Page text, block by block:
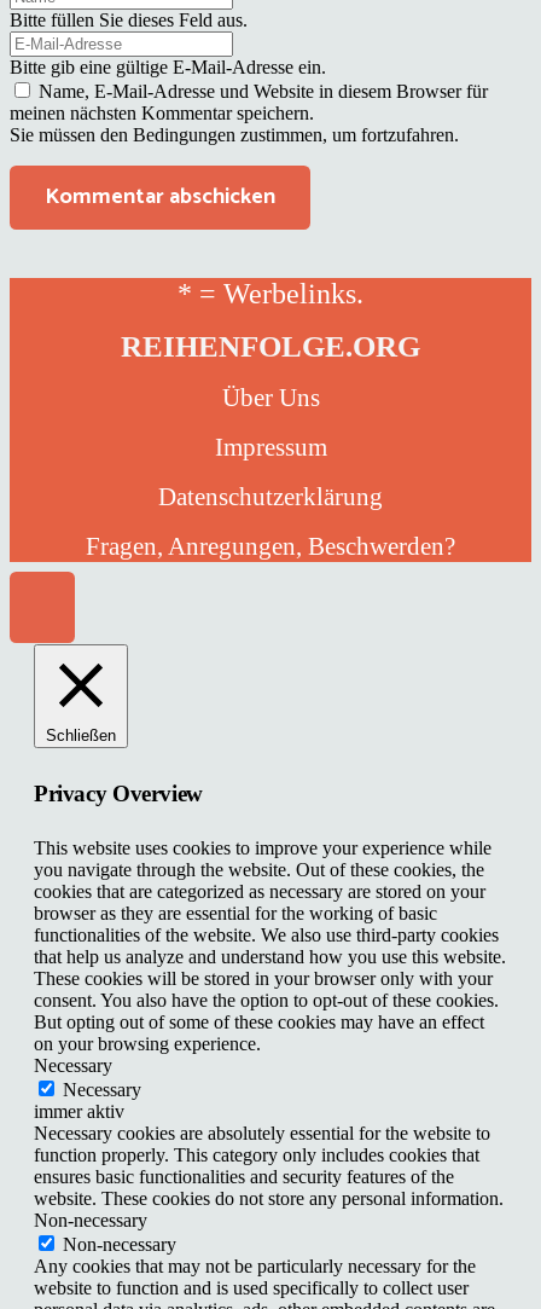
Bitte füllen Sie dieses Feld aus.
Bitte gib eine gültige E-Mail-Adresse ein.
Name, E-Mail-Adresse und Website in diesem Browser für
meinen nächsten Kommentar speichern.
Sie müssen den Bedingungen zustimmen, um fortzufahren.
Kommentar abschicken
* = Werbelinks.
REIHENFOLGE.ORG
Über Uns
Impressum
Datenschutzerklärung
Fragen, Anregungen, Beschwerden?
Schließen
Privacy Overview
This website uses cookies to improve your experience while
you navigate through the website. Out of these cookies, the
cookies that are categorized as necessary are stored on your
browser as they are essential for the working of basic
functionalities of the website. We also use third-party cookies
that help us analyze and understand how you use this website.
These cookies will be stored in your browser only with your
consent. You also have the option to opt-out of these cookies.
But opting out of some of these cookies may have an effect
on your browsing experience.
Necessary
Necessary
immer aktiv
Necessary cookies are absolutely essential for the website to
function properly. This category only includes cookies that
ensures basic functionalities and security features of the
website. These cookies do not store any personal information.
Non-necessary
Non-necessary
Any cookies that may not be particularly necessary for the
website to function and is used specifically to collect user